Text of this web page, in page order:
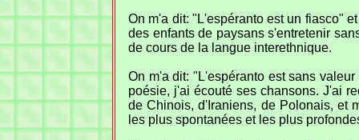
On m'a dit: "L'espéranto est un fiasco"
des enfants de paysans s'entretenir
de cours de la langue interethnique.
On m'a dit: "L'espéranto est sans
poésie, j'ai écouté ses chansons. J'ai
de Chinois, d'Iraniens, de Polonais, et
les plus spontanées et les plus